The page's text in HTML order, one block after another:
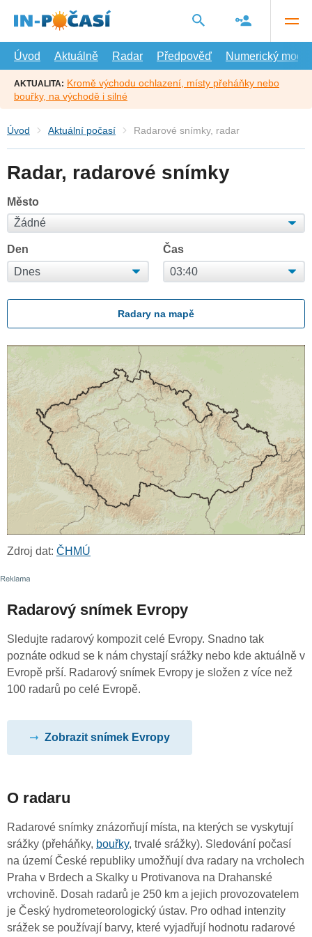
hlavní
Úvod
Aktuálně Radar Předpověď Numerický model
AKTUALITA: Kromě východu ochlazení, místy přeháňky nebo
bouřky, na východě i silné
Úvod Aktuální počasí Radarové snímky, radar
Radar, radarové snímky
Město
Den Čas
Radary na mapě
Zdroj dat: ČHMÚ
Radarový snímek Evropy
Sledujte radarový kompozit celé Evropy. Snadno tak
poznáte odkud se k nám chystají srážky nebo kde aktuálně v
Evropě prší. Radarový snímek Evropy je složen z více než
100 radarů po celé Evropě.
Zobrazit snímek Evropy
O radaru
Radarové snímky znázorňují místa, na kterých se vyskytují
srážky (přeháňky, bouřky, trvalé srážky). Sledování počasí
na území České republiky umožňují dva radary na vrcholech
Praha v Brdech a Skalky u Protivanova na Drahanské
vrchovině. Dosah radarů je 250 km a jejich provozovatelem
je Český hydrometeorologický ústav. Pro odhad intenzity
srážek se používají barvy, které vyjadřují hodnotu radarové